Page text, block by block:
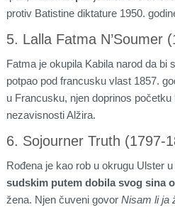
protiv Batistine diktature 1950.
5. Lalla Fatma N’Soumer
Fatma je okupila Kabila narod da bi
potpao pod francusku vlast 1857.
u Francusku, njen doprinos
nezavisnosti Alžira.
6. Sojourner Truth (1797-
Rođena je kao rob u okrugu Ulster
sudskim putem dobila svog sina
žena. Njen čuveni govor Nisam li ja